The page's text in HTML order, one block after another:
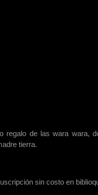
regalo de las wara wara,
tierra.
sin costo en